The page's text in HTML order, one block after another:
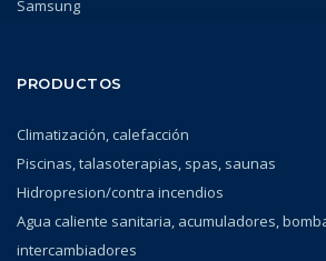
Samsung
PRODUCTOS
Climatización, calefacción
Piscinas, talasoterapias, spas, saunas
Hidropresion/contra incendios
Agua caliente sanitaria, acumuladores,
intercambiadores